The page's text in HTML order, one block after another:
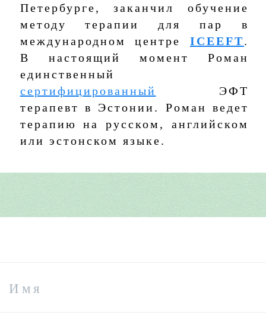
Петербурге, заканчил обучение
методу терапии для пар в
международном центре ICEEFT.
В настоящий момент Роман
единственный
сертифицированный
ЭФТ
терапевт в Эстонии. Роман ведет
терапию на русском, английском
или эстонском языке.